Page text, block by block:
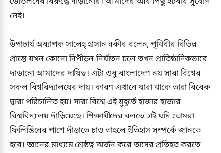
নেই।
উপাচার্য অধ্যাপক সালেহ্ হাসান নকীব বলেন, পৃথিবীর বিভিন্ন
প্রান্তে যখন কোনো নিপীড়ন-নির্যাতন চলে তখন প্রাতিষ্ঠানিকভাবে
দাড়ানো আমাদের দায়িত্ব। এটা শুধু বাংলাদেশ নয় সারা বিশ্বের
সকল বিশ্ববিদ্যালয়ের দায়। কারণ এখানে যারা থাকে তারা বিবেক
দ্বারা পরিচালিত হয়। সারা বিশ্বে এই মুহূর্তে হাজার হাজার
বিশ্ববিদ্যালয় দাঁড়িয়েছে। শিক্ষার্থীদের বলতে চাই যদি তোমরা
ফিলিস্তিনের পাশে দাঁড়াতে চাও তাহলে ইতিহাস সম্পর্কে জানতে
হবে। জ্ঞানের মাধ্যমে শ্রেষ্ঠত্ব অর্জন করে তাদের প্রতিহত করতে